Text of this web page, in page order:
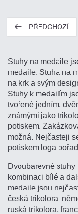
PŘEDCHOZÍ
Stuhy na medaile
medaile. Stuha na
na krk a svým
Stuhy k medailím
tvořené jedním,
známými jako
potiskem.
možná. Nejčasteji
potiskem loga
Dvoubarevné
kombinaci bílé a
medaile jsou
česká trikolora,
ruská trikolora,